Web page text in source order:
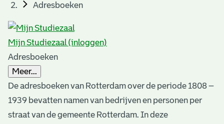
Adresboeken
Mijn Studiezaal (inloggen)
Adresboeken
Meer...
De adresboeken van Rotterdam over de periode 1808 –
1939 bevatten namen van bedrijven en personen per
straat van de gemeente Rotterdam. In deze